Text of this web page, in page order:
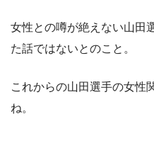
女性との噂が絶えない山田
た話ではないとのこと。
これからの山田選手の女性
ね。